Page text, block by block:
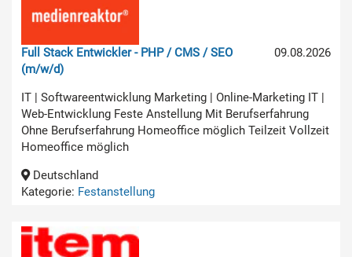
09.08.2026
Full Stack Entwickler - PHP / CMS / SEO
(m/w/d)
IT | Softwareentwicklung Marketing | Online-Marketing IT |
Web-Entwicklung Feste Anstellung Mit Berufserfahrung
Ohne Berufserfahrung Homeoffice möglich Teilzeit Vollzeit
Homeoffice möglich
Deutschland
Kategorie: Festanstellung